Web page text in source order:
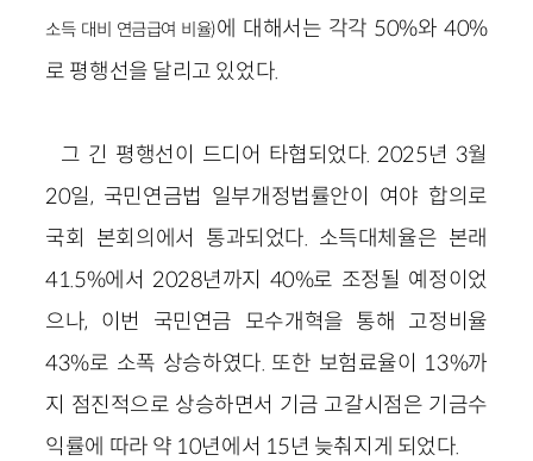
소득 대비 연금급여 비율)에 대해서는 각각 50%와 40%
로 평행선을 달리고 있었다.
그 긴 평행선이 드디어 타협되었다. 2025년 3월
20일, 국민연금법 일부개정법률안이 여야 합의로
국회 본회의에서 통과되었다. 소득대체율은 본래
41.5%에서 2028년까지 40%로 조정될 예정이었
으나, 이번 국민연금 모수개혁을 통해
고정비율
43%로 소폭 상승하였다. 또한 보험료율이 13%까
지 점진적으로 상승하면서 기금 고갈시점은 기금수
익률에 따라 약 10년에서 15년 늦춰지게 되었다.